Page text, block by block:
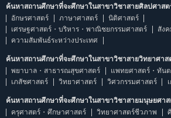
ค้นหาสถานศึกษาที่จะศึกษาในสาขาวิชาสายศิลปศาสต
อักษรศาสตร์
ภาษาศาสตร์
นิติศาสตร์
เศรษฐศาสตร์・บริหาร・พาณิชยกรรมศาสตร์
สัง
ความสัมพันธ์ระหว่างประเทศ
ค้นหาสถานศึกษาที่จะศึกษาในสาขาวิชาสายวิทยาศาส
พยาบาล・สาธารณสุขศาสตร์
แพทยศาสตร์・ทัน
เภสัชศาสตร์
วิทยาศาสตร์ วิศวกรรมศาสตร์
ค้นหาสถานศึกษาที่จะศึกษาในสาขาวิชาสายมนุษยศา
ครุศาสตร์・ศึกษาศาสตร์
วิทยาศาสตร์ชีวภาพ